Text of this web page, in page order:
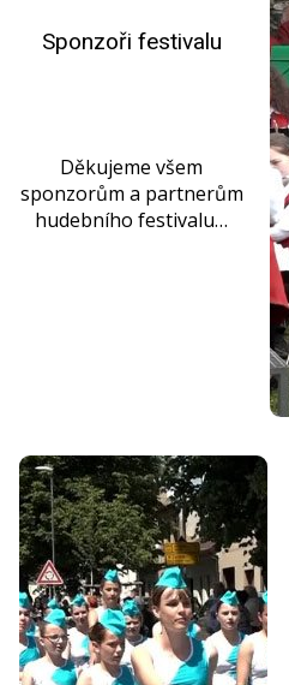
Sponzoři festivalu
Děkujeme všem
sponzorům a partnerům
hudebního festivalu…